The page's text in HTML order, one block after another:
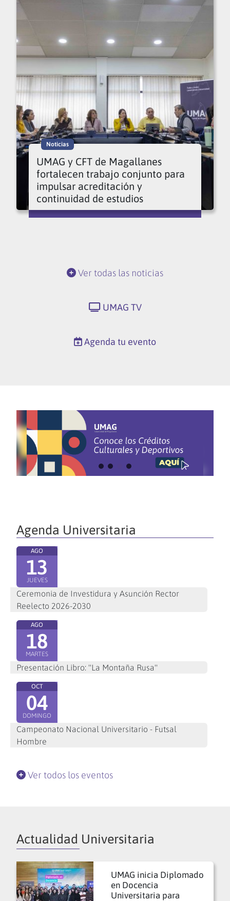
Noticias
UMAG y CFT de Magallanes
fortalecen trabajo conjunto para
impulsar acreditación y
continuidad de estudios
Ver todas las noticias
UMAG TV
Agenda tu evento
Agenda Universitaria
AGO
13
JUEVES
Ceremonia de Investidura y Asunción Rector
Reelecto 2026-2030
AGO
18
MARTES
Presentación Libro: "La Montaña Rusa"
OCT
04
DOMINGO
Campeonato Nacional Universitario - Futsal
Hombre
Ver todos los eventos
Actualidad Universitaria
UMAG inicia Diplomado
en Docencia
Universitaria para